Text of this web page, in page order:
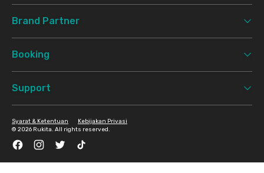
Brand Partner
Booking
Support
© 2026 Rukita. All rights reserved.
Syarat & Ketentuan Kebijakan Privasi
FacebookInstagramTwitter TikTok